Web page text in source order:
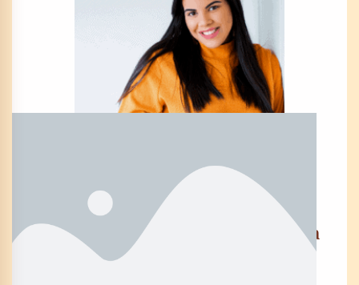
EPOS0DE 52
The 3 systems you need to create a
6-Figure Online Course